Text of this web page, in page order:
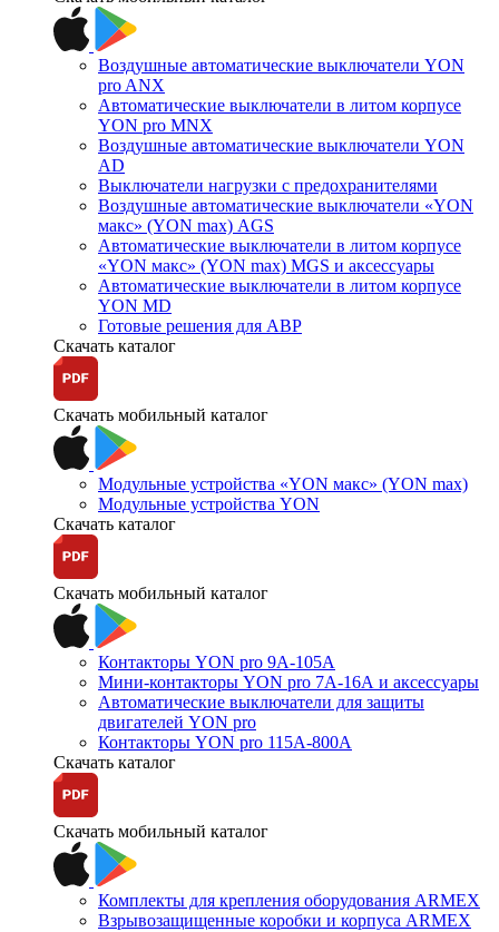
Воздушные автоматические выключатели YON
pro ANX
Автоматические выключатели в литом корпусе
YON pro MNX
Воздушные автоматические выключатели YON
AD
Выключатели нагрузки с предохранителями
Воздушные автоматические выключатели «YON
макс» (YON max) AGS
Автоматические выключатели в литом корпусе
«YON макс» (YON max) MGS и аксессуары
Автоматические выключатели в литом корпусе
YON MD
Готовые решения для АВР
Скачать каталог
Скачать мобильный каталог
Модульные устройства «YON макс» (YON max)
Модульные устройства YON
Скачать каталог
Скачать мобильный каталог
Контакторы YON pro 9А-105А
Мини-контакторы YON pro 7А-16А и аксессуары
Автоматические выключатели для защиты
двигателей YON pro
Контакторы YON pro 115А-800А
Скачать каталог
Скачать мобильный каталог
Комплекты для крепления оборудования ARMEX
Взрывозащищенные коробки и корпуса ARMEX